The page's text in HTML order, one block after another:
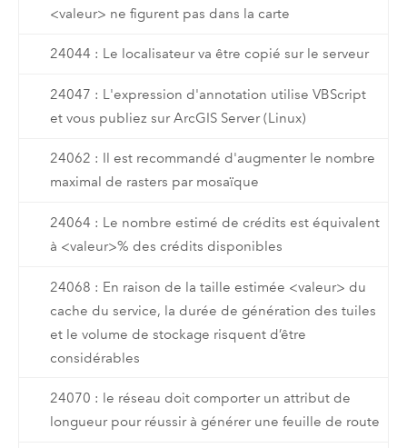
<valeur> ne figurent pas dans la carte
24044 : Le localisateur va être copié sur le serveur
24047 : L'expression d'annotation utilise VBScript
et vous publiez sur ArcGIS Server (Linux)
24062 : Il est recommandé d'augmenter le nombre
maximal de rasters par mosaïque
24064 : Le nombre estimé de crédits est équivalent
à <valeur>% des crédits disponibles
24068 : En raison de la taille estimée <valeur> du
cache du service, la durée de génération des tuiles
et le volume de stockage risquent d’être
considérables
24070 : le réseau doit comporter un attribut de
longueur pour réussir à générer une feuille de route